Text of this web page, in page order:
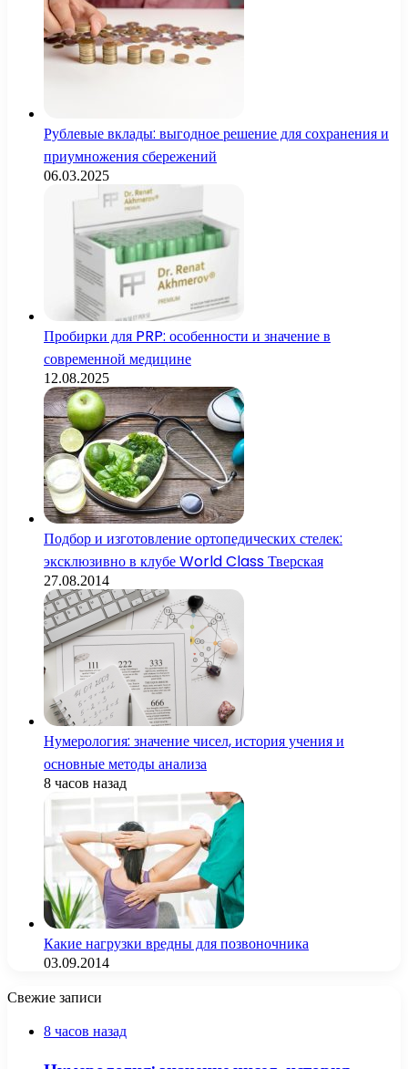
Рублевые вклады: выгодное решение для сохранения и
приумножения сбережений
06.03.2025
Пробирки для PRP: особенности и значение в
современной медицине
12.08.2025
Подбор и изготовление ортопедических стелек:
эксклюзивно в клубе World Class Тверская
27.08.2014
Нумерология: значение чисел, история учения и
основные методы анализа
8 часов назад
Какие нагрузки вредны для позвоночника
03.09.2014
Свежие записи
8 часов назад